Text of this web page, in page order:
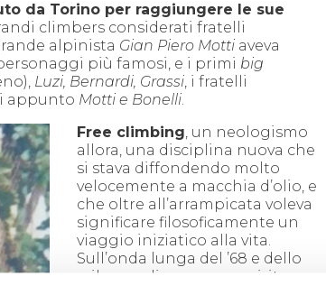
da Torino per raggiungere le sue
climbers considerati fratelli
alpinista Gian Piero Motti aveva
più famosi, e i primi big
Luzi, Bernardi, Grassi, i fratelli
appunto Motti e Bonelli.
Free climbing, un neologismo
allora, una disciplina nuova che
si stava diffondendo molto
velocemente a macchia d’olio, e
che oltre all’arrampicata voleva
significare filosoficamente un
viaggio iniziatico alla vita.
Sull’onda lunga del ’68 e dello
sviluppo di un nuovo spirito